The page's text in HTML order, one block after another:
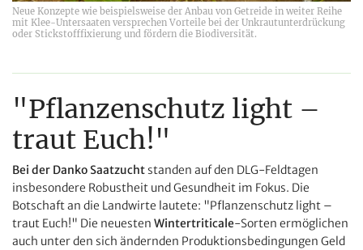
Neue Konzepte wie beispielsweise der Anbau von Getreide in weiter Reihe
mit Klee-Untersaaten versprechen Vorteile bei der Unkrautunterdrückung
oder Stickstofffixierung und fördern die Biodiversität.
"Pflanzenschutz light –
traut Euch!"
Bei der Danko Saatzuchtstanden auf den DLG-Feldtagen
insbesondere Robustheit und Gesundheit im Fokus. Die
Botschaft an die Landwirte lautete: "Pflanzenschutz light –
traut Euch!" Die neuesten Wintertriticale-Sorten ermöglichen
auch unter den sich ändernden Produktionsbedingungen Geld